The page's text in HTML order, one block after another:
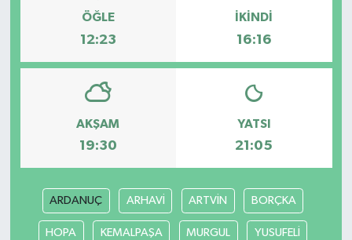
ÖĞLE
12:23
İKINDI
16:16
AKŞAM
19:30
YATSI
21:05
ARDANUÇ ARHAVİ ARTVİN BORÇKA
HOPA KEMALPAŞA MURGUL YUSUFELİ